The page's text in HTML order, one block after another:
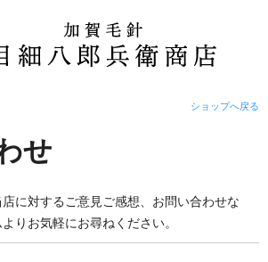
ショップへ戻る
せ
に対するご意見ご感想、お問い合わせな
りお気軽にお尋ねください。